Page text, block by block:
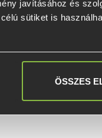
javításához és
sütiket is
ÖSSZES